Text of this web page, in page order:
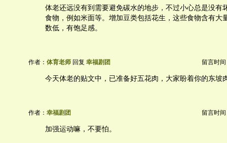
体老还远没有到需要避免碳水的地步，不过小心总是没有
食物，例如米面等。增加豆类包括花生，这些食物含有大
数低，有饱足感。
作者： 体育老师 回复 幸福剧团 留言时间
今天体老的贴文中，已准备好五花肉，大家盼着你的东坡
作者： 幸福剧团 留言时间
加强运动嘛，不要怕。